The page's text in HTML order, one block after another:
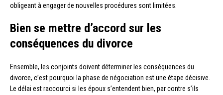
obligeant à engager de nouvelles procédures sont limitées.
Bien se mettre d’accord sur les
conséquences du divorce
Ensemble, les conjoints doivent déterminer les conséquences du
divorce, c’est pourquoi la phase de négociation est une étape décisive.
Le délai est raccourci si les époux s’entendent bien, par contre s’ils